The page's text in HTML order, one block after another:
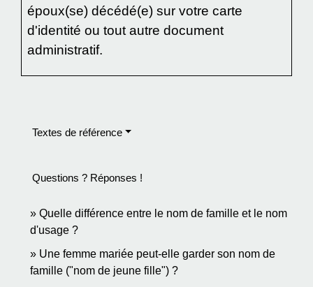
époux(se) décédé(e) sur votre carte
d'identité ou tout autre document
administratif.
Textes de référence
Questions ? Réponses !
Quelle différence entre le nom de famille et le nom
d'usage ?
Une femme mariée peut-elle garder son nom de
famille ("nom de jeune fille") ?